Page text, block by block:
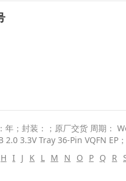
年；封装：；原厂交货 周期
3.3V Tray 36-Pin VQFN EP；
H I J K L M N O P Q R